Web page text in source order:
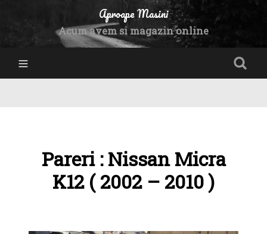
Aproape Masini
Acum avem si magazin online
Pareri : Nissan Micra
K12 ( 2002 – 2010 )